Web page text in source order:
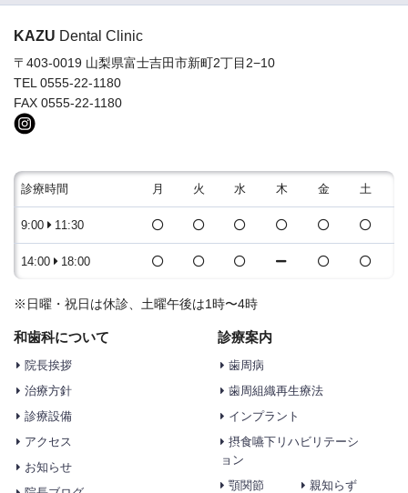
KAZU Dental Clinic
〒403-0019 山梨県富士吉田市新町2丁目2−10
TEL 0555-22-1180
FAX 0555-22-1180
診療時間 月 火 水 木 金 土
9:00 11:30
14:00 18:00
※日曜・祝日は休診、土曜午後は1時〜4時
和歯科について
院長挨拶
治療方針
診療設備
アクセス
お知らせ
診療案内
歯周病
歯周組織再生療法
インプラント
摂食嚥下リハビリテーシ
ョン
顎関節
親知らず